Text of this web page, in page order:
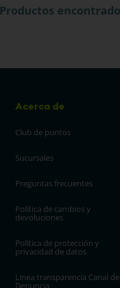
Productos
Acerca de
Club de puntos
Sucursales
Preguntas frecuentes
Política de cambios y
devoluciones
Política de protección y
privacidad de datos
Linea transparencia Canal de
Denuncia